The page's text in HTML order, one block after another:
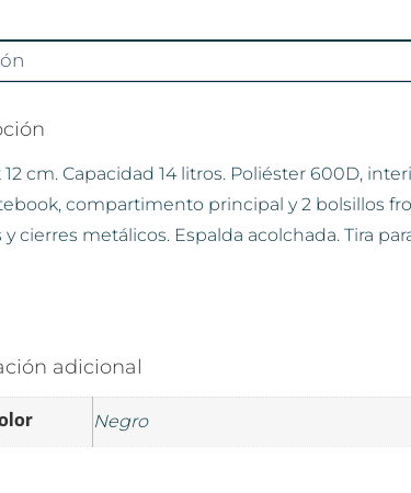
12 cm. Capacidad 14 litros. Poliéster 600D,
compartimento principal y 2 bolsillos
y cierres metálicos. Espalda acolchada. Tira
adicional
Negro